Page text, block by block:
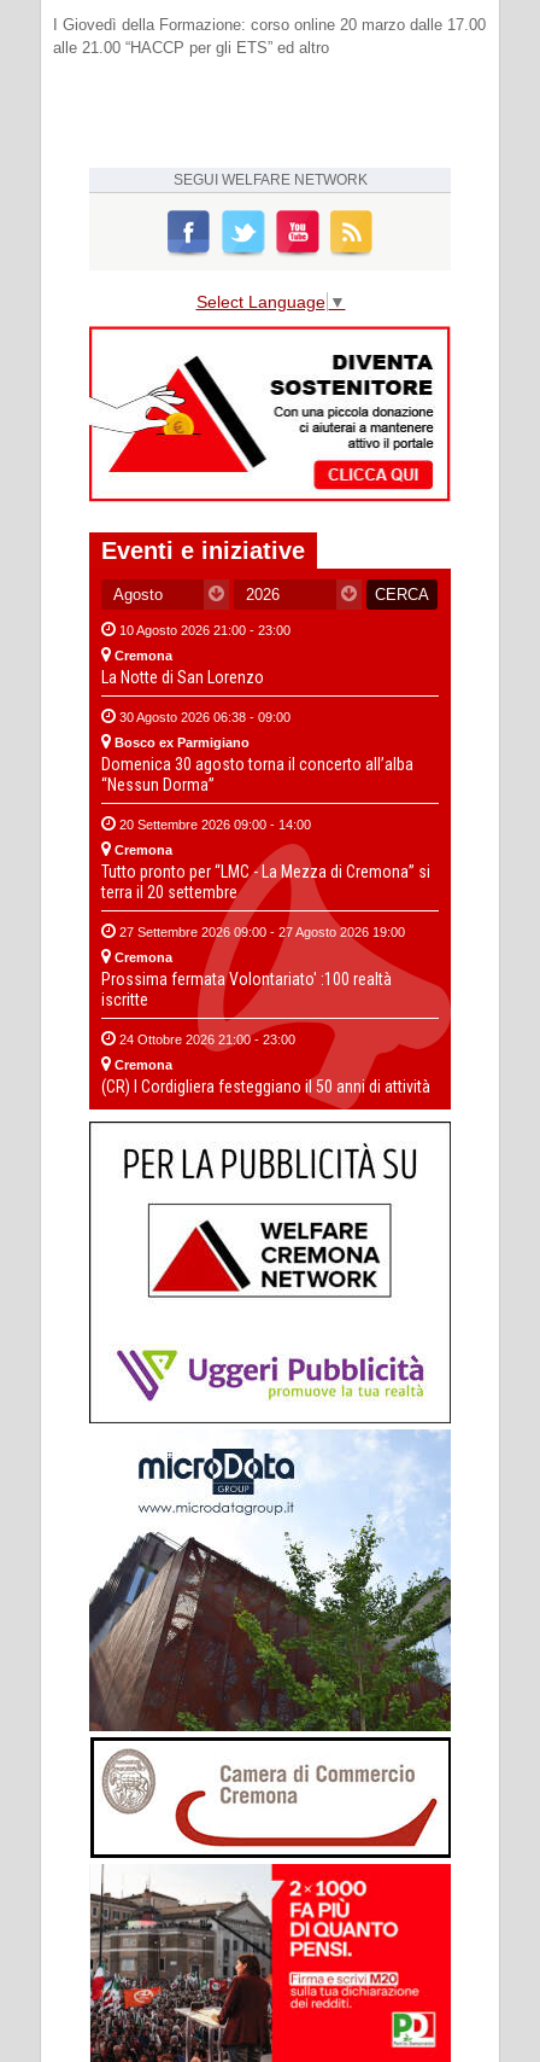
I Giovedì della Formazione: corso online 20 marzo dalle 17.00
alle 21.00 “HACCP per gli ETS” ed altro
SEGUI WELFARE NETWORK
Select Language ▼
Eventi e iniziative
10 Agosto 2026 21:00 - 23:00
Cremona
La Notte di San Lorenzo
30 Agosto 2026 06:38 - 09:00
Bosco ex Parmigiano
Domenica 30 agosto torna il concerto all’alba
“Nessun Dorma”
20 Settembre 2026 09:00 - 14:00
Cremona
Tutto pronto per “LMC - La Mezza di Cremona” si
terra il 20 settembre
27 Settembre 2026 09:00 - 27 Agosto 2026 19:00
Cremona
Prossima fermata Volontariato' :100 realtà
iscritte
24 Ottobre 2026 21:00 - 23:00
Cremona
(CR) I Cordigliera festeggiano il 50 anni di attività